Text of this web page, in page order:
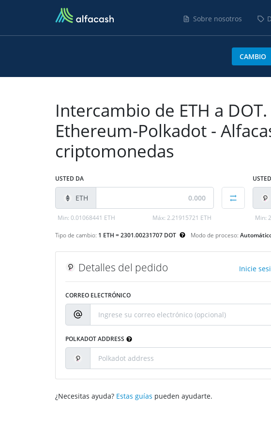
Sobre nosotros
CAMBIO
Intercambio de ETH a
Ethereum-Polkadot -
criptomonedas
USTED DA
ETH
Min: 0.01068441 ETH Máx:2.21915721 ETH Min:
Tipo de cambio: 1 ETH = 2301.00231707 DOT Modo de proceso:
Detalles del pedido Inicie
CORREO ELECTRÓNICO
POLKADOT ADDRESS
¿Necesitas ayuda? Estas guías pueden ayudarte.